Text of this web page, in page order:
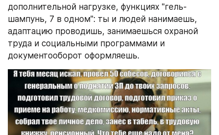
дополнительной нагрузке, функциях "гель-
шампунь, 7 в одном": ты и людей нанимаешь,
адаптацию проводишь, занимаешься охраной
труда и социальными программами и
документооборот оформляешь.